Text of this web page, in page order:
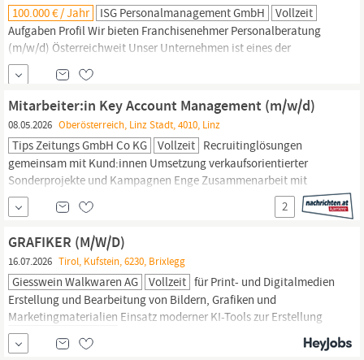
100.000 € / Jahr ISG Personalmanagement GmbH
Vollzeit
Aufgaben Profil Wir bieten Franchisenehmer Personalberatung
(m/w/d) Österreichweit Unser Unternehmen ist eines der
führenden Beratungsunternehmen in Europa mit derzeit ca 800
Mitarbeiter. Wir sind Komplettanbieter in Personalfragen und
decken somit die Bereiche Headhunting, Personalberatung,
Medien, Personalentwicklung, Trainings,
Mitarbeiter:in Key Account Management (m/w/d)
08.05.2026 Oberösterreich, Linz Stadt, 4010, Linz
Tips Zeitungs GmbH Co KG Vollzeit Recruitinglösungen
gemeinsam mit Kund:innen Umsetzung verkaufsorientierter
Sonderprojekte und Kampagnen Enge Zusammenarbeit mit
Marketing,
Redaktion & Onlinebereich Ihr Profil: Leidenschaft für
Vertrieb, Kunden­beziehungen und erfolgreiche Abschlüsse
Erfahrung im B2B-Vertrieb, idealerweise im
Marketing-...
2
GRAFIKER (M/W/D)
16.07.2026 Tirol, Kufstein, 6230, Brixlegg
Giesswein Walkwaren AG Vollzeit für Print- und Digitalmedien
Erstellung und Bearbeitung von Bildern, Grafiken und
Marketingmaterialien Einsatz moderner KI-Tools zur Erstellung
kreativer Bildwelten, Moodboards und visueller Konzepte
Bildbearbeitung, Retusche und Optimierung von Produktbildern